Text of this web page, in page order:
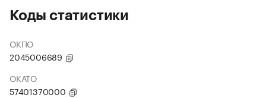
Коды статистики
ОКПО
2045006689
ОКАТО
57401370000